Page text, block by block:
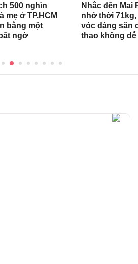
500 nghìn
mẹ ở TP.HCM
bằng một
ngờ
Nhắc đến
nhớ thời
vóc dáng săn
thao không